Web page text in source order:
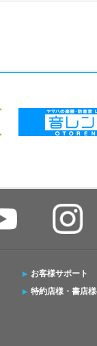
お客様サポート
特約店様・書店